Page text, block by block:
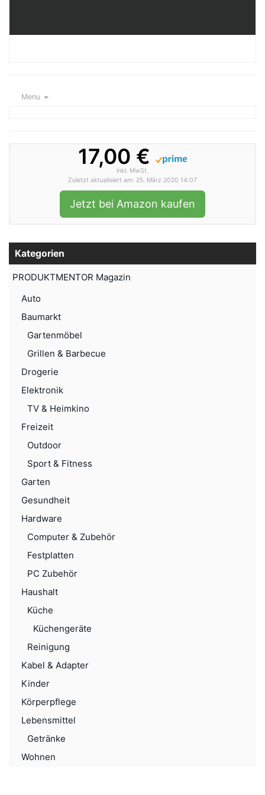
Menu
17,00 €
inkl. MwSt.
Zuletzt aktualisiert am: 25. März 2020 14:07
Jetzt bei Amazon kaufen
Kategorien
PRODUKTMENTOR Magazin
Auto
Baumarkt
Gartenmöbel
Grillen & Barbecue
Drogerie
Elektronik
TV & Heimkino
Freizeit
Outdoor
Sport & Fitness
Garten
Gesundheit
Hardware
Computer & Zubehör
Festplatten
PC Zubehör
Haushalt
Küche
Küchengeräte
Reinigung
Kabel & Adapter
Kinder
Körperpflege
Lebensmittel
Getränke
Wohnen